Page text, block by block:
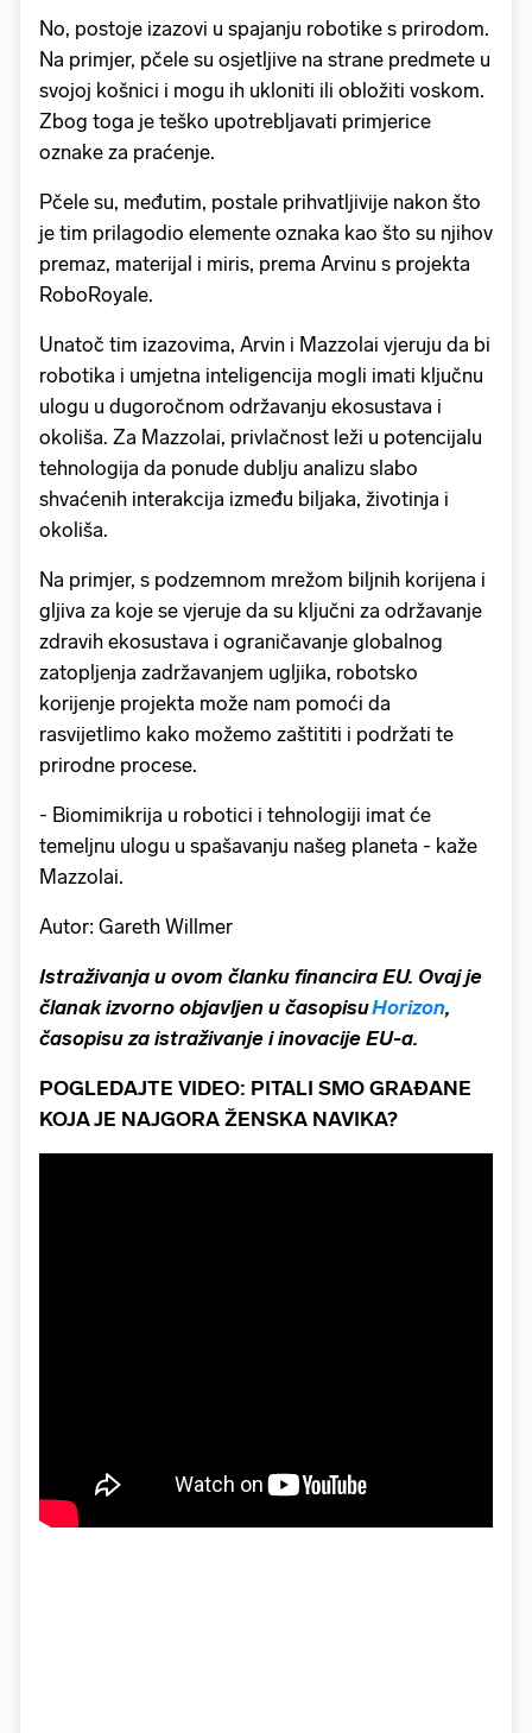
No, postoje izazovi u spajanju robotike s prirodom.
Na primjer, pčele su osjetljive na strane predmete u
svojoj košnici i mogu ih ukloniti ili obložiti voskom.
Zbog toga je teško upotrebljavati primjerice
oznake za praćenje.
Pčele su, međutim, postale prihvatljivije nakon što
je tim prilagodio elemente oznaka kao što su njihov
premaz, materijal i miris, prema Arvinu s projekta
RoboRoyale.
Unatoč tim izazovima, Arvin i Mazzolai vjeruju da bi
robotika i umjetna inteligencija mogli imati ključnu
ulogu u dugoročnom održavanju ekosustava i
okoliša. Za Mazzolai, privlačnost leži u potencijalu
tehnologija da ponude dublju analizu slabo
shvaćenih interakcija između biljaka, životinja i
okoliša.
Na primjer, s podzemnom mrežom biljnih korijena i
gljiva za koje se vjeruje da su ključni za održavanje
zdravih ekosustava i ograničavanje globalnog
zatopljenja zadržavanjem ugljika, robotsko
korijenje projekta može nam pomoći da
rasvijetlimo kako možemo zaštititi i podržati te
prirodne procese.
- Biomimikrija u robotici i tehnologiji imat će
temeljnu ulogu u spašavanju našeg planeta - kaže
Mazzolai.
Autor: Gareth Willmer
Istraživanja u ovom članku financira EU. Ovaj je
članak izvorno objavljen u časopisuHorizon,
časopisu za istraživanje i inovacije EU-a.
POGLEDAJTE VIDEO: PITALI SMO GRAĐANE
KOJA JE NAJGORA ŽENSKA NAVIKA?